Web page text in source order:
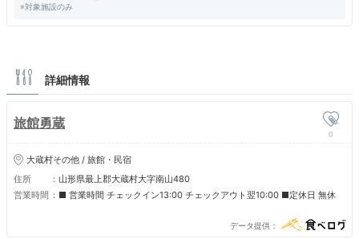
※対象施設のみ
詳細情報
旅館勇蔵
0
大蔵村その他 / 旅館・民宿
住所
山形県最上郡大蔵村大字南山480
営業時間
■ 営業時間 チェックイン13:00 チェックアウト翌10:00 ■定休日 無休
データ提供